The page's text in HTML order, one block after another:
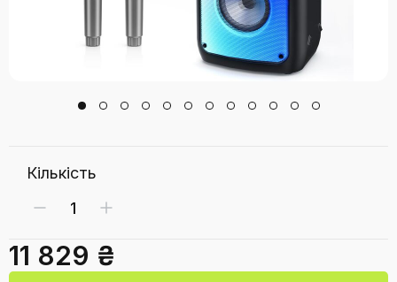
Кількість
11 829 ₴